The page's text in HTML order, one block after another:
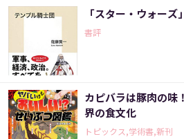
「スター・ウォー
書評
カピバラは豚肉の味
界の食文化
トピックス,学術書,新刊